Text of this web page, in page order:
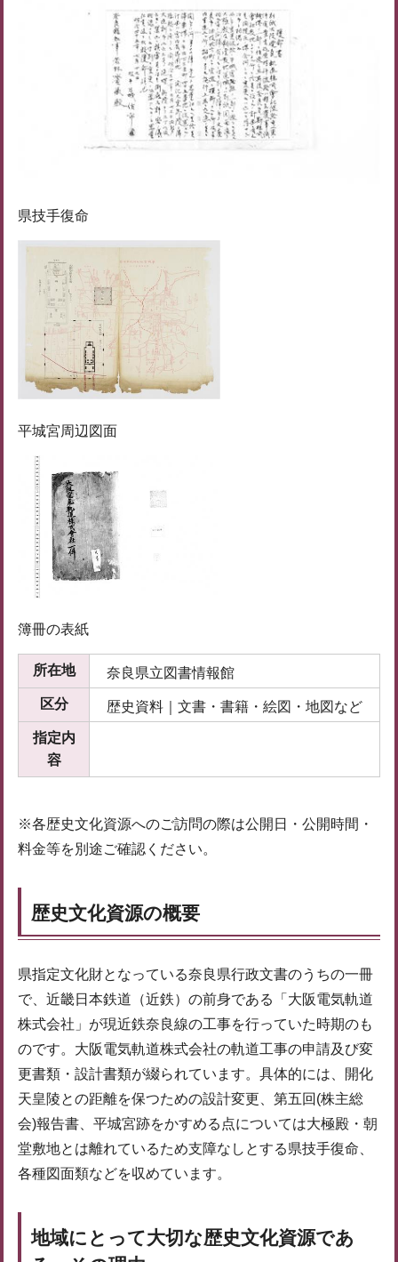
県技手復命
平城宮周辺図面
簿冊の表紙
所在地 奈良県立図書情報館
区分 歴史資料｜文書・書籍・絵図・地図など
指定内
容
※各歴史文化資源へのご訪問の際は公開日・公開時間・
料金等を別途ご確認ください。
歴史文化資源の概要
県指定文化財となっている奈良県行政文書のうちの一冊
で、近畿日本鉄道（近鉄）の前身である「大阪電気軌道
株式会社」が現近鉄奈良線の工事を行っていた時期のも
のです。大阪電気軌道株式会社の軌道工事の申請及び変
更書類・設計書類が綴られています。具体的には、開化
天皇陵との距離を保つための設計変更、第五回(株主総
会)報告書、平城宮跡をかすめる点については大極殿・朝
堂敷地とは離れているため支障なしとする県技手復命、
各種図面類などを収めています。
地域にとって大切な歴史文化資源であ